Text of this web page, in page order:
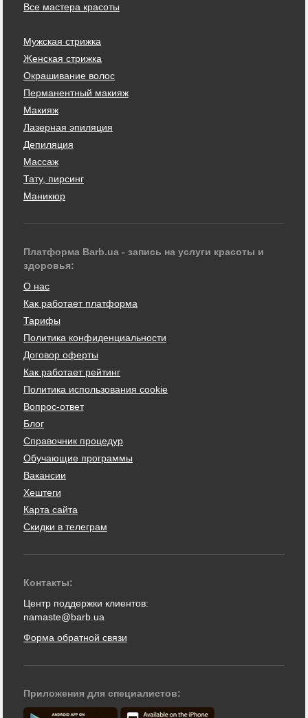
Все мастера красоты
Мужская стрижка
Женская стрижка
Окрашивание волос
Перманентный макияж
Макияж
Лазерная эпиляция
Депиляция
Массаж
Тату, пирсинг
Маникюр
Платформа Barb.ua - запись на услуги красоты и
здоровья:
О нас
Как работает платформа
Тарифы
Политика конфиденциальности
Договор оферты
Как работает рейтинг
Политика использования cookie
Вопрос-ответ
Блог
Справочник процедур
Обучающие программы
Вакансии
Хештеги
Карта сайта
Скидки в телеграм
Контакты:
Центр поддержки клиентов:
namaste@barb.ua
Форма обратной связи
Приложения для специалистов: